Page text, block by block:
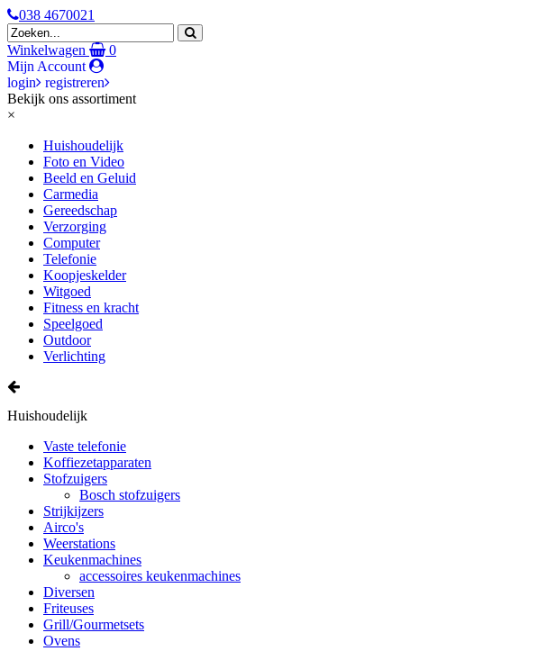
038 4670021
Winkelwagen
0
Mijn Account
login
registreren
Bekijk ons assortiment
×
Huishoudelijk
Foto en Video
Beeld en Geluid
Carmedia
Gereedschap
Verzorging
Computer
Telefonie
Koopjeskelder
Witgoed
Fitness en kracht
Speelgoed
Outdoor
Verlichting
Huishoudelijk
Vaste telefonie
Koffiezetapparaten
Stofzuigers
Bosch stofzuigers
Strijkijzers
Airco's
Weerstations
Keukenmachines
accessoires keukenmachines
Diversen
Friteuses
Grill/Gourmetsets
Ovens